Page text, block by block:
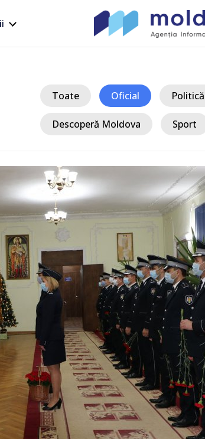
Toate Oficial Politică
Descoperă Moldova Sport
42 minute
pe
cu peste 1900
pe oră în
a concediilor